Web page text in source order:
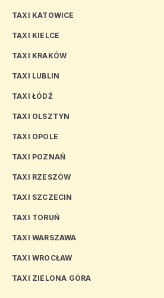
TAXI KATOWICE
TAXI KIELCE
TAXI KRAKÓW
TAXI LUBLIN
TAXI ŁÓDŹ
TAXI OLSZTYN
TAXI OPOLE
TAXI POZNAŃ
TAXI RZESZÓW
TAXI SZCZECIN
TAXI TORUŃ
TAXI WARSZAWA
TAXI WROCŁAW
TAXI ZIELONA GÓRA